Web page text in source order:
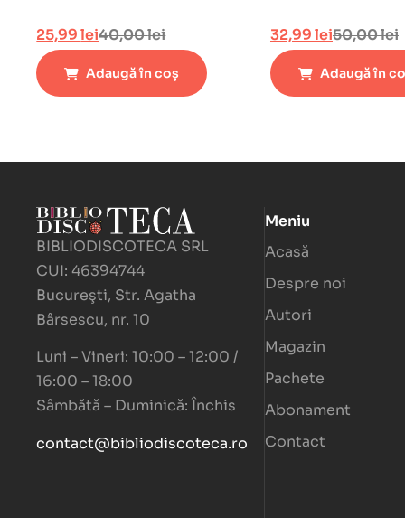
40,00lei
25,99lei
Adaugă în coș
50,00lei
32,99lei
Adaugă în
BIBLIODISCOTECA SRL
CUI: 46394744
Bucureşti, Str. Agatha
Bârsescu, nr. 10
Luni – Vineri: 10:00 – 12:00 /
16:00 – 18:00
Sâmbătă – Duminică: Închis
contact@bibliodiscoteca.ro
Meniu
Acasă
Despre noi
Autori
Magazin
Pachete
Abonament
Contact